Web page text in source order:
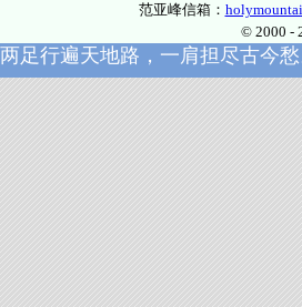
范亚峰信箱：
© 2000 -
两足行遍天地路，一肩担尽古今